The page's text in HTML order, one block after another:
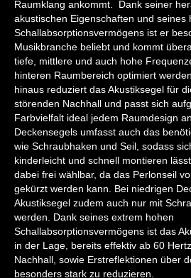
Raumklang ankommt. Dank seiner
akustischen Eigenschaften und seines
Schallabsorptionsvermögens ist er
Musikbranche beliebt und kommt
tiefe, mittlere und auch hohe
hinteren Raumbereich optimiert
hinaus reduziert das Akustiksegel für
störenden Nachhall und passt sich
Farbvielfalt ideal jedem Raumdesign
Deckensegels umfasst auch das
wie Schraubhaken und Seil, sodass
kinderleicht und schnell montieren
dabei frei wählbar, da das Perlonseil
gekürzt werden kann. Bei niedrigen
Akustiksegel zudem auch nur mit
werden. Dank seines extrem hohen
Schallabsorptionsvermögens ist das
in der Lage, bereits effektiv ab 60
Nachhall, sowie Erstreflektionen über
besonders stark zu reduzieren.